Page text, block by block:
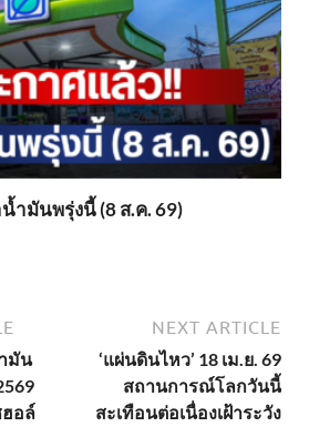
ำมันพรุ่งนี้ (8 ส.ค. 69)
มัน
อล์
NEXT ARTICLE
‘แผ่นดินไหว’ 18 เม.ย. 69
สถานการณ์โลกวันนี้
สะเทือนต่อเนื่องเฝ้าระวัง